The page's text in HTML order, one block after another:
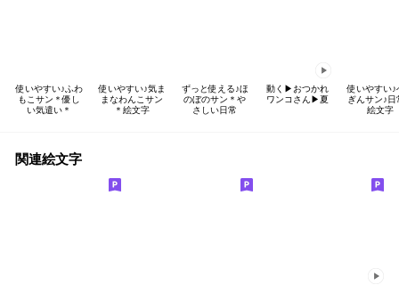
使いやすい♪ふわ
もこサン＊優し
い気遣い＊
使いやすい♪気ま
まなわんこサン
＊絵文字
ずっと使える♪ほ
のぼのサン＊や
さしい日常
動く▶おつかれ
ワンコさん▶夏
使いやすい♪
ぎんサン♪日
絵文字
関連絵文字